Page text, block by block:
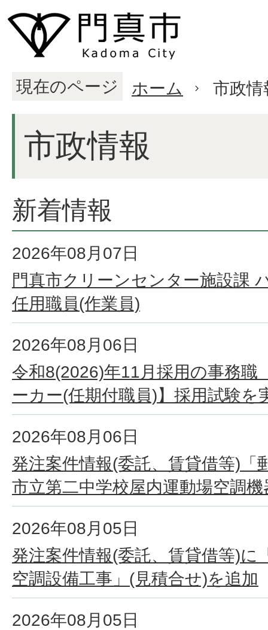
現在のページ ホーム 市政情
市政情報
新着情報
2026年08月07日
門真市クリーンセンター施設課
任用職員(作業員)
2026年08月06日
令和8(2026)年11月採用の事務職
ーカー(任期付職員)】採用試験を
2026年08月06日
発注案件情報(委託、賃貸借等)「
市立第二中学校屋内運動場空調
2026年08月05日
発注案件情報(委託、賃貸借等)に
空調設備工事」(見積合せ)を追加
2026年08月05日